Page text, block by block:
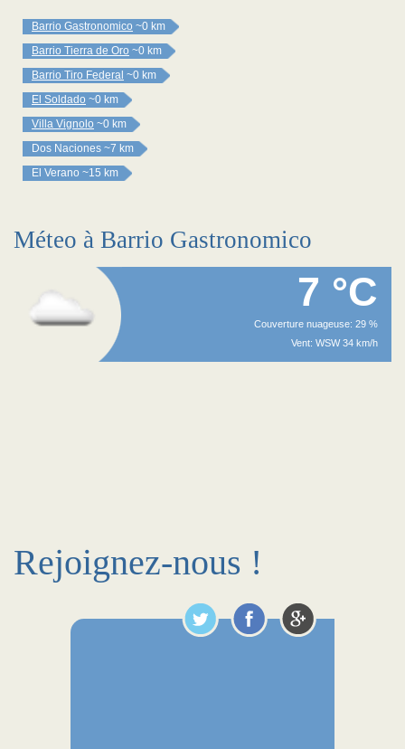
Barrio Gastronomico ~0 km
Barrio Tierra de Oro ~0 km
Barrio Tiro Federal ~0 km
El Soldado ~0 km
Villa Vignolo ~0 km
Dos Naciones ~7 km
El Verano ~15 km
Méteo à Barrio Gastronomico
7 °C
Couverture nuageuse: 29 %
Vent: WSW 34 km/h
Rejoignez-nous !